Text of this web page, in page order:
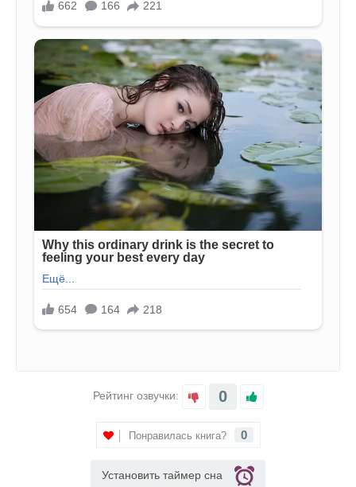
Рейтинг озвучки: 0
Понравилась книга? 0
Установить таймер сна